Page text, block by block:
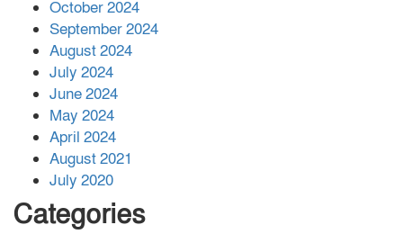
October 2024
September 2024
August 2024
July 2024
June 2024
May 2024
April 2024
August 2021
July 2020
Categories